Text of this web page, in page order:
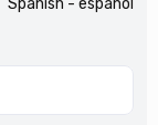
Spanish - español